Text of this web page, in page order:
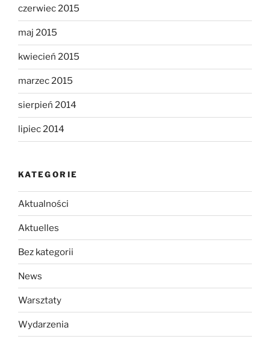
czerwiec 2015
maj 2015
kwiecień 2015
marzec 2015
sierpień 2014
lipiec 2014
KATEGORIE
Aktualności
Aktuelles
Bez kategorii
News
Warsztaty
Wydarzenia